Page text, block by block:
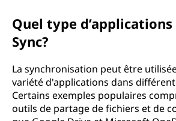
Quel type
Sync?
La synchronisation peut être
variété d'applications dans
Certains exemples populaires
outils de partage de fichiers et de